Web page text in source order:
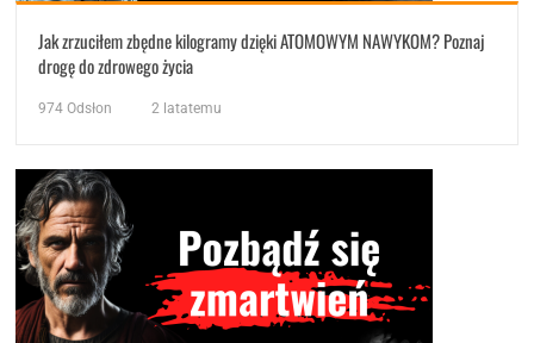
Jak zrzuciłem zbędne kilogramy dzięki ATOMOWYM NAWYKOM? Poznaj
drogę do zdrowego życia
974 Odsłon 2 latatemu